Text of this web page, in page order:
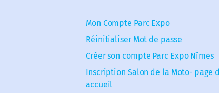
Mon Compte Parc Expo
Réinitialiser Mot de passe
Créer son compte Parc Expo Nîmes
Inscription Salon de la Moto- page d
accueil